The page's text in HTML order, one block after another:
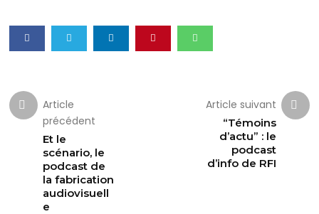
Article
précédent
Et le
scénario, le
podcast de
la fabrication
audiovisuell
e
Article suivant
“Témoins
d’actu” : le
podcast
d’info de RFI